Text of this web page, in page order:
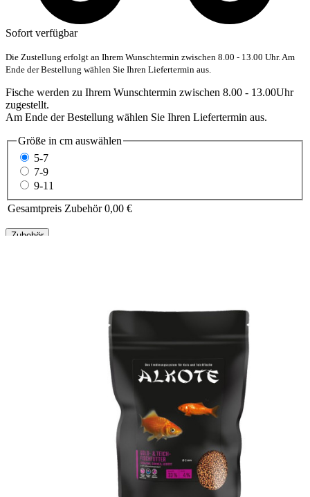
Sofort verfügbar
Die Zustellung erfolgt an Ihrem Wunschtermin zwischen 8.00 - 13.00 Uhr. Am
Ende der Bestellung wählen Sie Ihren Liefertermin aus.
Fische werden zu Ihrem Wunschtermin zwischen 8.00 - 13.00Uhr
zugestellt.
Am Ende der Bestellung wählen Sie Ihren Liefertermin aus.
Größe in cm auswählen
5-7
7-9
9-11
Gesamtpreis Zubehör 0,00 €
Zubehör